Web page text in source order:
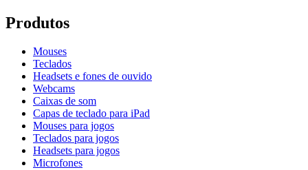
Produtos
Mouses
Teclados
Headsets e fones de ouvido
Webcams
Caixas de som
Capas de teclado para iPad
Mouses para jogos
Teclados para jogos
Headsets para jogos
Microfones